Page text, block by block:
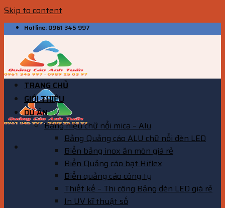
Skip to content
Hotline: 0961 345 997
TRANG CHỦ
GIỚI THIỆU
DỰ ÁN
Bảng hiệu chữ nổi mica – Alu
Bảng Quảng cáo ALU chữ nổi đèn LED
Biển bảng inox ăn mòn giá rẻ
Biển Quảng cáo bạt Hiflex
Biển quảng cáo công ty
Thiết kế – Thi công Bảng đèn LED giá rẻ
In UV kĩ thuật số